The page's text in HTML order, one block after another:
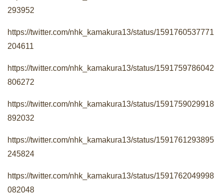
293952
https://twitter.com/nhk_kamakura13/status/1591760537771
204611
https://twitter.com/nhk_kamakura13/status/1591759786042
806272
https://twitter.com/nhk_kamakura13/status/1591759029918
892032
https://twitter.com/nhk_kamakura13/status/1591761293895
245824
https://twitter.com/nhk_kamakura13/status/1591762049998
082048